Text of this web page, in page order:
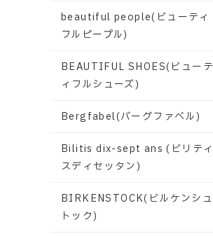
beautiful people(ビューティ
フルピープル)
BEAUTIFUL SHOES(ビューテ
ィフルシューズ)
Bergfabel(バーグファベル)
Bilitis dix-sept ans (ビリティ
スディセッタン)
BIRKENSTOCK(ビルケンシュ
トック)